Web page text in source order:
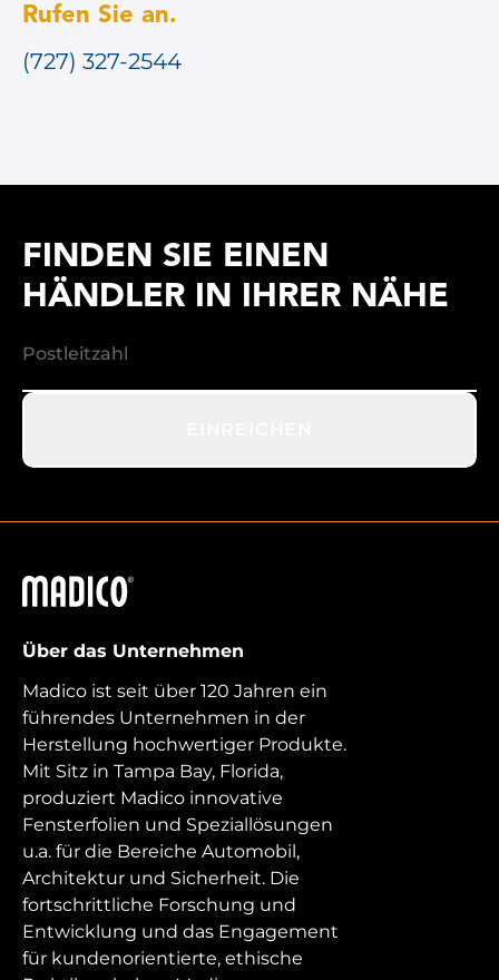
Rufen Sie an.
(727) 327-2544
FINDEN SIE EINEN
HÄNDLER IN IHRER NÄHE
Madico
Über das Unternehmen
Madico ist seit über 120 Jahren ein
führendes Unternehmen in der
Herstellung hochwertiger Produkte.
Mit Sitz in Tampa Bay, Florida,
produziert Madico innovative
Fensterfolien und Speziallösungen
u.a. für die Bereiche Automobil,
Architektur und Sicherheit. Die
fortschrittliche Forschung und
Entwicklung und das Engagement
für kundenorientierte, ethische